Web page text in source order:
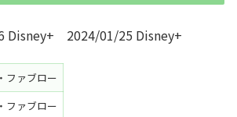
Disney+ 2024/01/25 Disney+
ファブロー
ファブロー